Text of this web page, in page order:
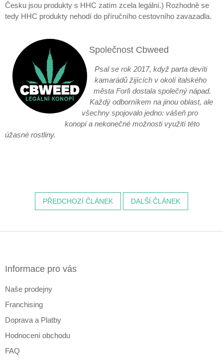
Česku jsou produkty s HHC zatím zcela legální.) Rozhodně se
tedy HHC produkty nehodí do příručního cestovního zavazadla.
Společnost Cbweed
Psal se rok 2017, když parta devíti
kamarádů žijících v okolí italského
města Forlì dostala společný nápad.
Každý odborníkem na jinou oblast, ale
všechny spojovalo jedno: vášeň pro
konopí a nekonečné možnosti využití této
úžasné rostliny.
PŘEDCHOZÍ ČLÁNEK DALŠÍ ČLÁNEK
Informace pro vás
Naše prodejny
Franchising
Doprava a Platby
Hodnocení obchodu
FAQ